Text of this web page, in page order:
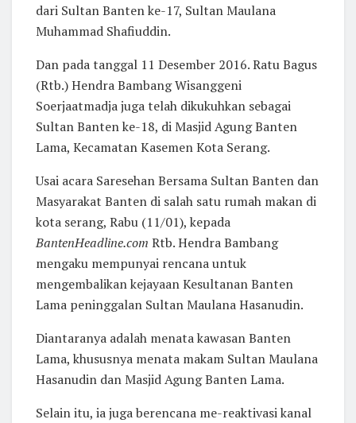
dari Sultan Banten ke-17, Sultan Maulana
Muhammad Shafiuddin.
Dan pada tanggal 11 Desember 2016. Ratu Bagus
(Rtb.) Hendra Bambang Wisanggeni
Soerjaatmadja juga telah dikukuhkan sebagai
Sultan Banten ke-18, di Masjid Agung Banten
Lama, Kecamatan Kasemen Kota Serang.
Usai acara Saresehan Bersama Sultan Banten dan
Masyarakat Banten di salah satu rumah makan di
kota serang, Rabu (11/01), kepada
BantenHeadline.com Rtb. Hendra Bambang
mengaku mempunyai rencana untuk
mengembalikan kejayaan Kesultanan Banten
Lama peninggalan Sultan Maulana Hasanudin.
Diantaranya adalah menata kawasan Banten
Lama, khususnya menata makam Sultan Maulana
Hasanudin dan Masjid Agung Banten Lama.
Selain itu, ia juga berencana me-reaktivasi kanal